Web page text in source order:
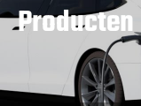
Producten